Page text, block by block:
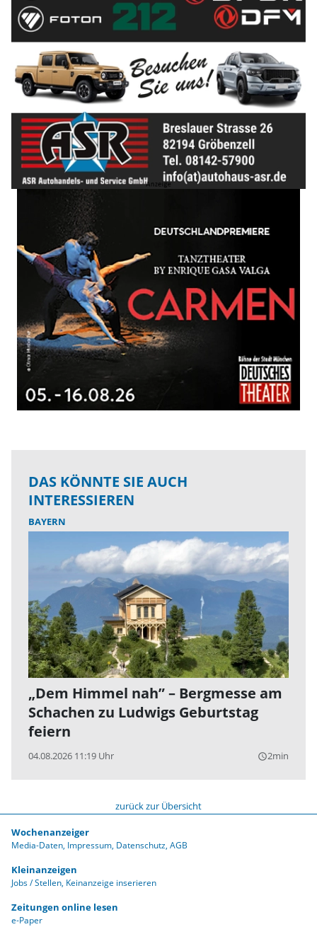
DAS KÖNNTE SIE AUCH
INTERESSIEREN
BAYERN
„Dem Himmel nah” – Bergmesse am
Schachen zu Ludwigs Geburtstag
feiern
04.08.2026 11:19 Uhr query_builder2min
zurück zur Übersicht
Wochenanzeiger
Media-Daten Impressum Datenschutz AGB
Kleinanzeigen
Jobs / Stellen Keinanzeige inserieren
Zeitungen online lesen
e-Paper